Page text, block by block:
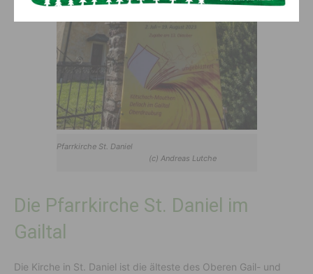
Pfarrkirche St. Daniel
(c) Andreas Lutche
Die Pfarrkirche St. Daniel im
Gailtal
Die Kirche in St. Daniel ist die älteste des Oberen Gail- und